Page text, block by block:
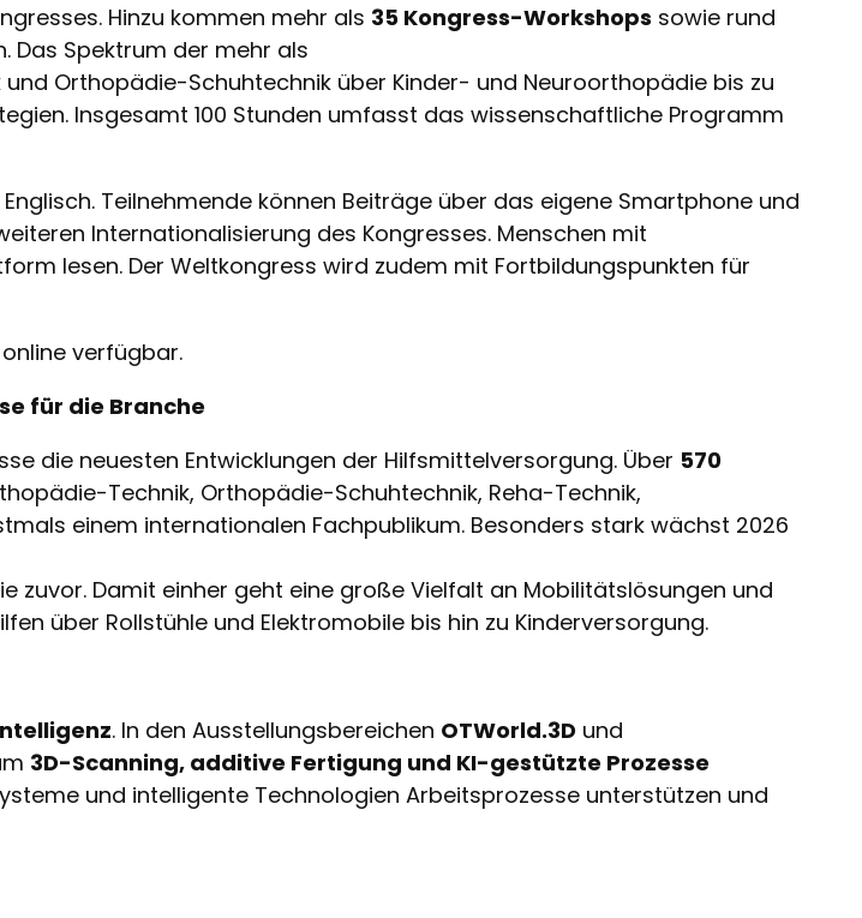
Hinzu kommen mehr als 35 Kongress-Workshops sowie rund
Das Spektrum der mehr als
Orthopädie-Schuhtechnik über Kinder- und Neuroorthopädie bis zu
Insgesamt 100 Stunden umfasst das wissenschaftliche Programm
Teilnehmende können Beiträge über das eigene Smartphone und
Internationalisierung des Kongresses. Menschen mit
lesen. Der Weltkongress wird zudem mit Fortbildungspunkten für
verfügbar.
für die Branche
die neuesten Entwicklungen der Hilfsmittelversorgung. Über 570
Technik, Orthopädie-Schuhtechnik, Reha-Technik,
einem internationalen Fachpublikum. Besonders stark wächst 2026
zuvor. Damit einher geht eine große Vielfalt an Mobilitätslösungen und
über Rollstühle und Elektromobile bis hin zu Kinderversorgung.
. In den Ausstellungsbereichen OTWorld.3D und
3D-Scanning, additive Fertigung und KI-gestützte Prozesse
und intelligente Technologien Arbeitsprozesse unterstützen und